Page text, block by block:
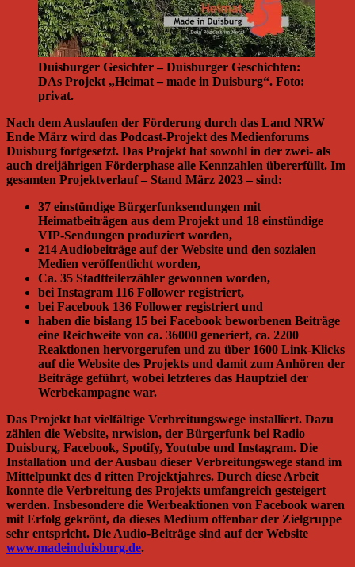
Duisburger Gesichter – Duisburger Geschichten:
DAs Projekt „Heimat – made in Duisburg“. Foto:
privat.
Nach dem Auslaufen der Förderung durch das Land NRW
Ende März wird das Podcast-Projekt des Medienforums
Duisburg fortgesetzt. Das Projekt hat sowohl in der zwei- als
auch dreijährigen Förderphase alle Kennzahlen übererfüllt. Im
gesamten Projektverlauf – Stand März 2023 – sind:
37 einstündige Bürgerfunksendungen mit
Heimatbeiträgen aus dem Projekt und 18 einstündige
VIP-Sendungen produziert worden,
214 Audiobeiträge auf der Website und den sozialen
Medien veröffentlicht worden,
Ca. 35 Stadtteilerzähler gewonnen worden,
bei Instagram 116 Follower registriert,
bei Facebook 136 Follower registriert und
haben die bislang 15 bei Facebook beworbenen Beiträge
eine Reichweite von ca. 36000 generiert, ca. 2200
Reaktionen hervorgerufen und zu über 1600 Link-Klicks
auf die Website des Projekts und damit zum Anhören der
Beiträge geführt, wobei letzteres das Hauptziel der
Werbekampagne war.
Das Projekt hat vielfältige Verbreitungswege installiert. Dazu
zählen die Website, nrwision, der Bürgerfunk bei Radio
Duisburg, Facebook, Spotify, Youtube und Instagram. Die
Installation und der Ausbau dieser Verbreitungswege stand im
Mittelpunkt des d ritten Projektjahres. Durch diese Arbeit
konnte die Verbreitung des Projekts umfangreich gesteigert
werden. Insbesondere die Werbeaktionen von Facebook waren
mit Erfolg gekrönt, da dieses Medium offenbar der Zielgruppe
sehr entspricht. Die Audio-Beiträge sind auf der Website
www.madeinduisburg.de.